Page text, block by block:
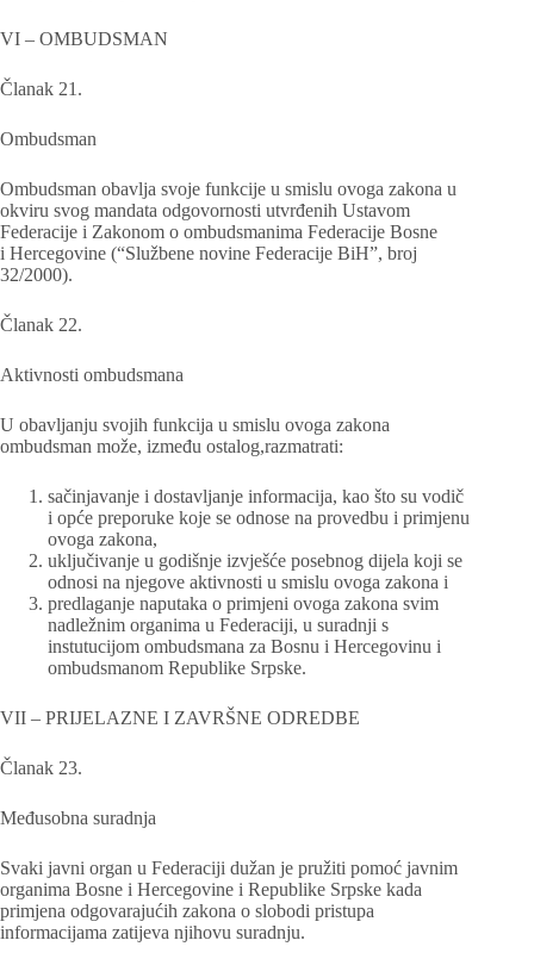
VI – OMBUDSMAN
Članak 21.
Ombudsman
Ombudsman obavlja svoje funkcije u smislu ovoga zakona u
okviru svog mandata odgovornosti utvrđenih Ustavom
Federacije i Zakonom o ombudsmanima Federacije Bosne
i Hercegovine (“Službene novine Federacije BiH”, broj
32/2000).
Članak 22.
Aktivnosti ombudsmana
U obavljanju svojih funkcija u smislu ovoga zakona
ombudsman može, između ostalog,razmatrati:
sačinjavanje i dostavljanje informacija, kao što su vodič
i opće preporuke koje se odnose na provedbu i primjenu
ovoga zakona,
uključivanje u godišnje izvješće posebnog dijela koji se
odnosi na njegove aktivnosti u smislu ovoga zakona i
predlaganje naputaka o primjeni ovoga zakona svim
nadležnim organima u Federaciji, u suradnji s
instutucijom ombudsmana za Bosnu i Hercegovinu i
ombudsmanom Republike Srpske.
VII – PRIJELAZNE I ZAVRŠNE ODREDBE
Članak 23.
Međusobna suradnja
Svaki javni organ u Federaciji dužan je pružiti pomoć javnim
organima Bosne i Hercegovine i Republike Srpske kada
primjena odgovarajućih zakona o slobodi pristupa
informacijama zatijeva njihovu suradnju.